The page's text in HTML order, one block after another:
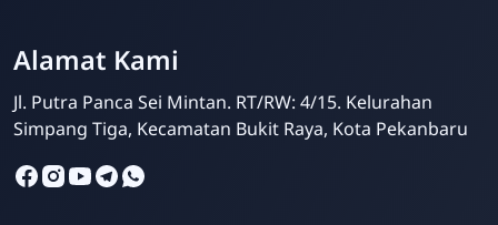
Alamat Kami
Jl. Putra Panca Sei Mintan. RT/RW: 4/15. Kelurahan
Simpang Tiga, Kecamatan Bukit Raya, Kota Pekanbaru